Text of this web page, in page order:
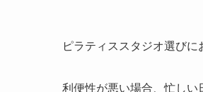
ピラティススタジオ選びに
利便性が悪い場合、忙しい